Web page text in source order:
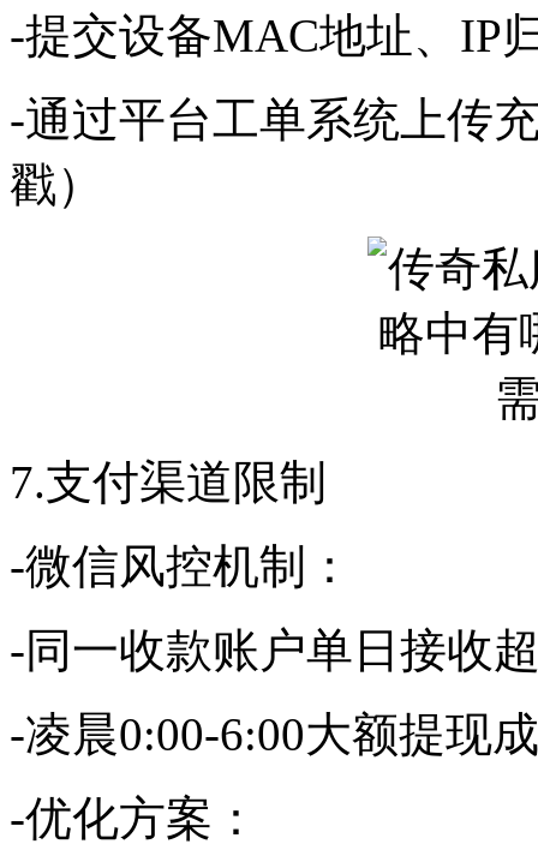
-提交设备MAC地址、IP
-通过平台工单系统上传
戳）
7.支付渠道限制
-微信风控机制：
-同一收款账户单日接收
-凌晨0:00-6:00大额提现
-优化方案：